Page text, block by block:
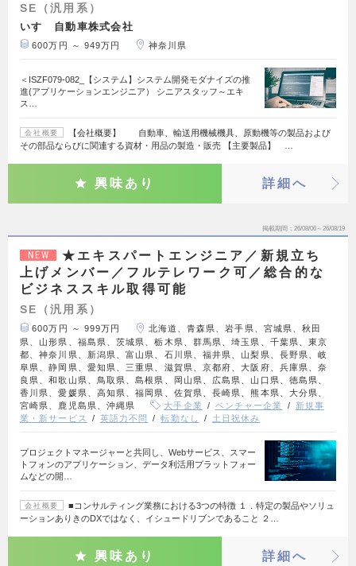
SE（汎用系）
いすゞ自動車株式会社
600万円 ～ 949万円 神奈川県
＜ISZF079-082_【システム】システム開発モダナイズの推
進(アプリケーションエンジニア） シニアスタッフ～エキ
ス…
会社概要
【会社概要】 自動車、輸送用機械機具、原動機等の製品および
その部品ならびに関連する資材・用品の製造・販売 【主要製品】 …
興味あり 詳細へ
掲載期間 26/08/06～26/08/19
NEW
★エキスパートエンジニア／新規立ち
上げメンバー／フルテレワーク可／総合的な
ビジネススキル取得可能
SE（汎用系）
600万円 ～ 999万円
北海道、青森県、岩手県、宮城県、秋田
県、山形県、福島県、茨城県、栃木県、群馬県、埼玉県、千葉県、東京
都、神奈川県、新潟県、富山県、石川県、福井県、山梨県、長野県、岐
阜県、静岡県、愛知県、三重県、滋賀県、京都府、大阪府、兵庫県、奈
良県、和歌山県、鳥取県、島根県、岡山県、広島県、山口県、徳島県、
香川県、愛媛県、高知県、福岡県、佐賀県、長崎県、熊本県、大分県、
宮崎県、鹿児島県、沖縄県
大手企業 ベンチャー企業
新規事
業・新サービス
英語力不問 転勤なし 土日祝休み
プロジェクトマネージャーと共同し、Webサービス、スマー
トフォンのアプリケーション、データ利活用プラットフォー
ムなどの開…
会社概要
■コンサルティング業務における3つの特徴 １．特定の製品やソリュ
ーションありきのDXではなく、イシュードリブンであること ２…
興味あり 詳細へ